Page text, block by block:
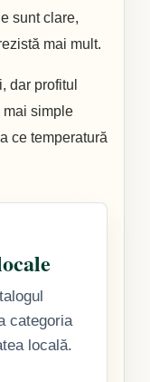
sunt clare,
mai mult.
dar profitul
mai simple
ce temperatură
categoria
locală.